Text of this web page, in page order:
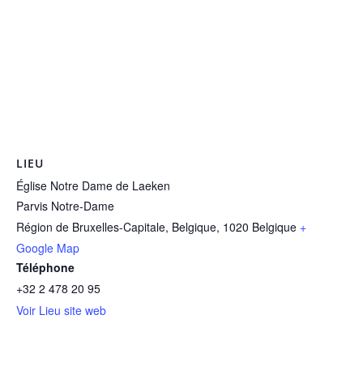
LIEU
Église Notre Dame de Laeken
Parvis Notre-Dame
Région de Bruxelles-Capitale, Belgique, 1020 Belgique +
Google Map
Téléphone
+32 2 478 20 95
Voir Lieu site web